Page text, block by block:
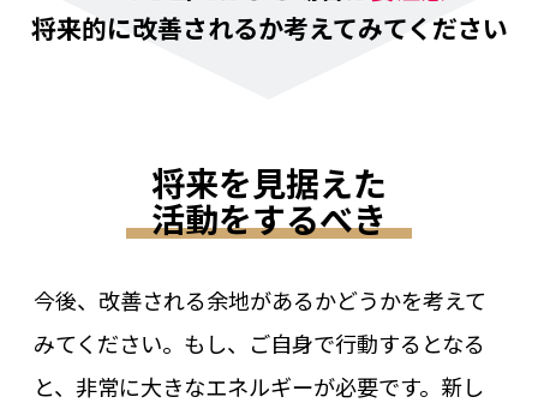
将来的に改善されるか考えてみてください
将来を見据えた
活動をするべき
今後、改善される余地があるかどうかを考えて
みてください。もし、ご自身で行動するとなる
と、非常に大きなエネルギーが必要です。新し